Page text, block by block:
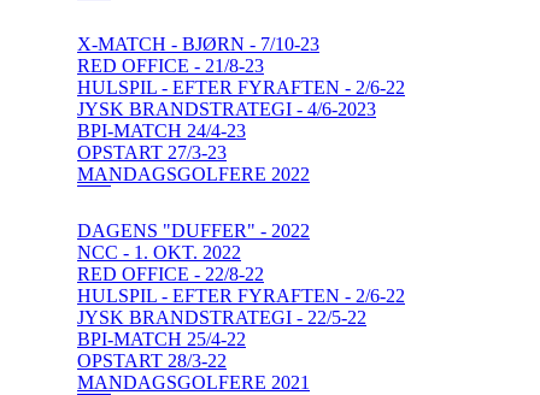
X-MATCH - BJØRN - 7/10-23
RED OFFICE - 21/8-23
HULSPIL - EFTER FYRAFTEN - 2/6-22
JYSK BRANDSTRATEGI - 4/6-2023
BPI-MATCH 24/4-23
OPSTART 27/3-23
MANDAGSGOLFERE 2022
DAGENS "DUFFER" - 2022
NCC - 1. OKT. 2022
RED OFFICE - 22/8-22
HULSPIL - EFTER FYRAFTEN - 2/6-22
JYSK BRANDSTRATEGI - 22/5-22
BPI-MATCH 25/4-22
OPSTART 28/3-22
MANDAGSGOLFERE 2021